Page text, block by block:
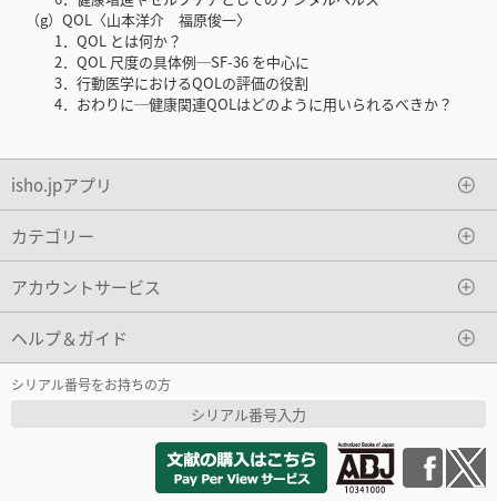
（g）QOL〈山本洋介 福原俊一〉
1．QOL とは何か？
2．QOL 尺度の具体例─SF-36 を中心に
3．行動医学におけるQOLの評価の役割
4．おわりに─健康関連QOLはどのように用いられるべきか？
isho.jpアプリ
カテゴリー
アカウントサービス
ヘルプ＆ガイド
シリアル番号をお持ちの方
シリアル番号入力